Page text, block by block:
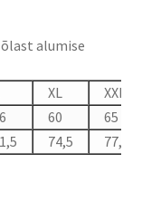
alumise
XL
XXL
60
65
74,5 77,5